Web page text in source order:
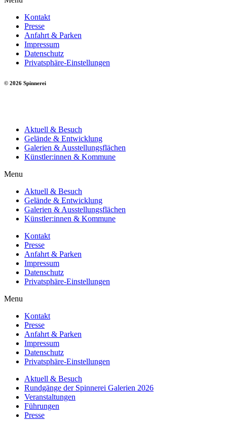
Kontakt
Presse
Anfahrt & Parken
Impressum
Datenschutz
Privatsphäre-Einstellungen
© 2026 Spinnerei
Aktuell & Besuch
Gelände & Entwicklung
Galerien & Ausstellungsflächen
Künstler:innen & Kommune
Menu
Aktuell & Besuch
Gelände & Entwicklung
Galerien & Ausstellungsflächen
Künstler:innen & Kommune
Kontakt
Presse
Anfahrt & Parken
Impressum
Datenschutz
Privatsphäre-Einstellungen
Menu
Kontakt
Presse
Anfahrt & Parken
Impressum
Datenschutz
Privatsphäre-Einstellungen
Aktuell & Besuch
Rundgänge der Spinnerei Galerien 2026
Veranstaltungen
Führungen
Presse